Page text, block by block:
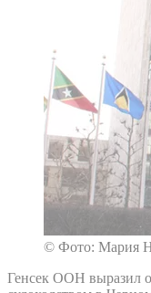
© Фото: Мария
Генсек ООН выразил